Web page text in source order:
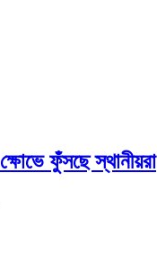
ফুঁসছে স্থানীয়রা